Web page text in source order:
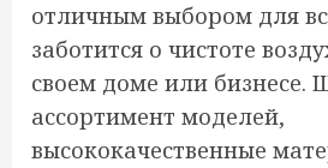
отличным выбором для
заботится о чистоте
своем доме или бизнесе.
ассортимент моделей,
высококачественные